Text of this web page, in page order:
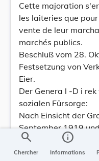
Cette majoration
les laiteries que
vente de leur
marchés publics.
Beschluß vom 28.
Festsetzung von
Eier.
Der Genera l -D i
sozialen Fürsorge:
Nach Einsicht der
September 1919
betreffend die
den
search
Chercher
info
Informations